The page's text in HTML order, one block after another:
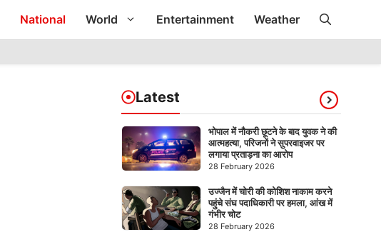
National World Entertainment Weather
Latest
भोपाल में नौकरी छूटने के बाद युवक ने की
आत्महत्या, परिजनों ने सुपरवाइजर पर
लगाया प्रताड़ना का आरोप
28 February 2026
उज्जैन में चोरी की कोशिश नाकाम करने
पहुंचे संघ पदाधिकारी पर हमला, आंख में
गंभीर चोट
28 February 2026